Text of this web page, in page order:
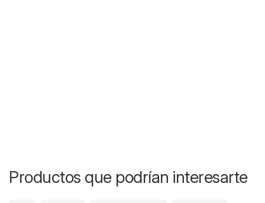
Productos que podrían interesarte